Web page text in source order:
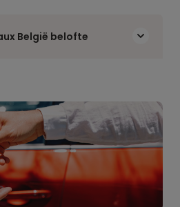
België belofte